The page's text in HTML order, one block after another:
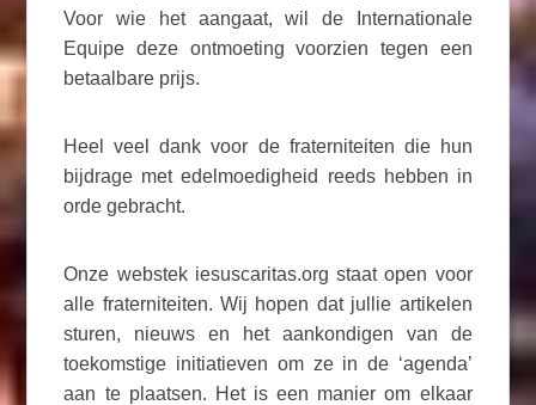
Voor wie het aangaat, wil de Internationale
Equipe deze ontmoeting voorzien tegen een
betaalbare prijs.
Heel veel dank voor de fraterniteiten die hun
bijdrage met edelmoedigheid reeds hebben in
orde gebracht.
Onze webstek iesuscaritas.org staat open voor
alle fraterniteiten. Wij hopen dat jullie artikelen
sturen, nieuws en het aankondigen van de
toekomstige initiatieven om ze in de ‘agenda’
aan te plaatsen. Het is een manier om elkaar